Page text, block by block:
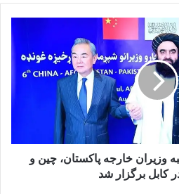
خارجه پاکستان، چین و
کابل برگزار شد